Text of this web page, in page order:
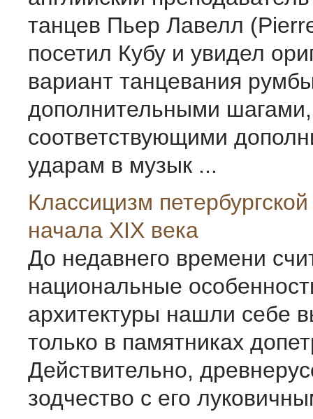
танцев Пьер Лавелл
посетил Кубу и увидел
вариант танцевания
дополнительными шагами,
соответствующими
ударам в музык ...
Классицизм
начала XIX века
До недавнего времени
национальные
архитектуры нашли себе
только в памятниках
Действительно,
зодчество с его